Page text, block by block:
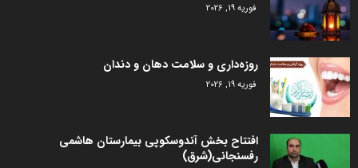
فوریه 19, 2026
روزه‌داری و سلامت دهان و دندان
فوریه 19, 2026
افتتاح بخش آندوسکوپی بیمارستان هاشمی
رفسنجانی(شرق)